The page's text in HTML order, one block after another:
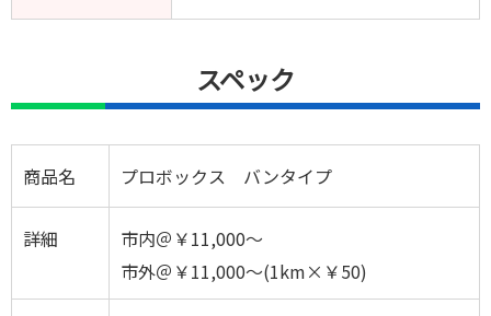
スペック
商品名 プロボックス バンタイプ
詳細
市内＠￥11,000～
市外＠￥11,000～(1km×￥50)